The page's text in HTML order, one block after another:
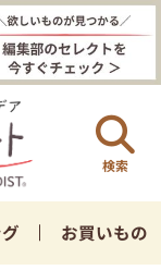
検索
お買いもの